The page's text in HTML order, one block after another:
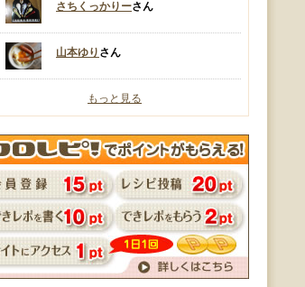
さちくっかりーさん
山本ゆり さん
もっと見る